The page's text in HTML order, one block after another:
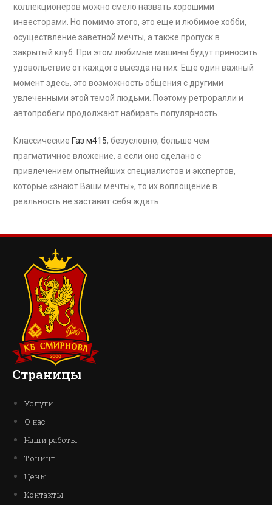
коллекционеров можно смело назвать хорошими
инвесторами. Но помимо этого, это еще и любимое хобби,
осуществление заветной мечты, а также пропуск в
закрытый клуб. При этом любимые машины будут приносить
удовольствие от каждого выезда на них. Еще один важный
момент здесь, это возможность общения с другими
увлеченными этой темой людьми. Поэтому ретроралли и
автопробеги продолжают набирать популярность.
Классические Газ м415, безусловно, больше чем
прагматичное вложение, а если оно сделано с
привлечением опытнейших специалистов и экспертов,
которые «знают Ваши мечты», то их воплощение в
реальность не заставит себя ждать.
Страницы
Услуги
О нас
Наши работы
Тюнинг
Цены
Контакты